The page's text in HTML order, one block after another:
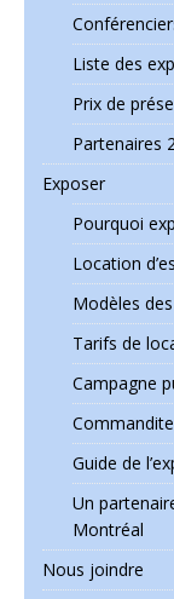
Liste des
Prix de
Partenaires
Exposer
Pourquoi
Location
Modèles
Tarifs de
Campagne
Guide de
Un
Montréal
Nous joindre